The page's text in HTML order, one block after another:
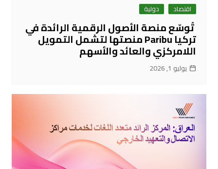
اقتصاد دولية
تُوسّع منصة الأصول الرقمية الرائدة في
تركيا Paribu منصتها لتشمل التمويل
اللامركزي والعائد والأسهم
يوليو 1, 2026